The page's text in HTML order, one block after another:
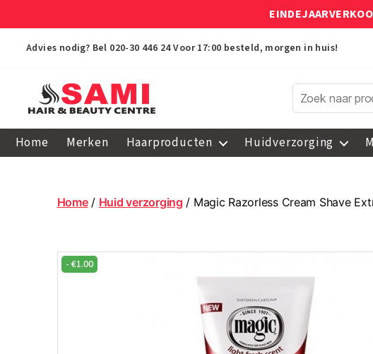
Advies nodig? Bel 020-30 446 24 Voor 17:00 besteld, morgen in huis!
Hair
Centre
Home Merken Haarproducten Huidverzorging
Home/ Huid verzorging / Magic Razorless Cream Shave
- €1.00